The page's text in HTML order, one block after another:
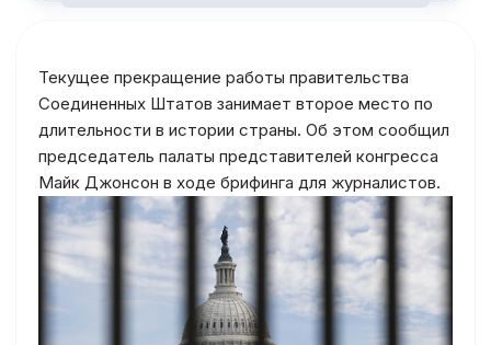
Текущее прекращение работы правительства
Соединенных Штатов занимает второе место по
длительности в истории страны. Об этом сообщил
председатель палаты представителей конгресса
Майк Джонсон в ходе брифинга для журналистов.